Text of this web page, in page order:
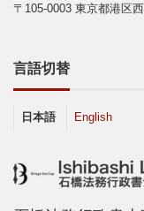
〒105-0003 東京都港区
言語切替
日本語 English